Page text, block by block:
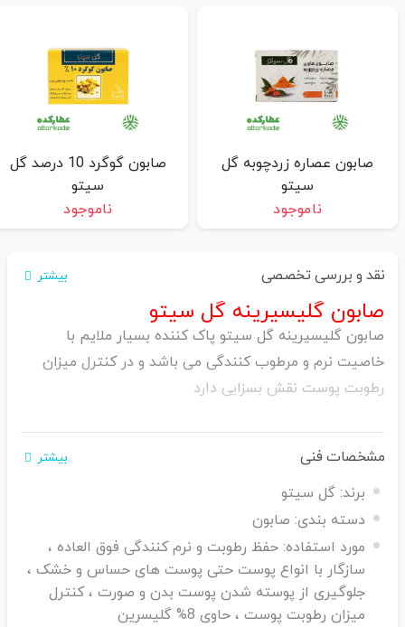
صابون عصاره زردچوبه گل
سیتو
ناموجود
صابون گوگرد 10 درصد گل
سیتو
ناموجود
نقد و بررسی تخصصی بیشتر
صابون گلیسیرینه گل سیتو
صابون گلیسیرینه گل سیتو پاک کننده بسیار ملایم با
خاصیت نرم و مرطوب کنندگی می باشد و در کنترل میزان
رطوبت پوست نقش بسزایی دارد
مشخصات فنی بیشتر
برند: گل سیتو
دسته بندی: صابون
مورد استفاده: حفظ رطوبت و نرم کنندگی فوق العاده ،
سازگار با انواع پوست حتی پوست های حساس و خشک ،
جلوگیری از پوسته شدن پوست بدن و صورت ، کنترل
میزان رطوبت پوست ، حاوی 8% گلیسرین